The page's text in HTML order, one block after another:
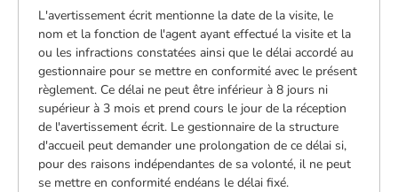
L'avertissement écrit mentionne la date de la visite, le
nom et la fonction de l'agent ayant effectué la visite et la
ou les infractions constatées ainsi que le délai accordé au
gestionnaire pour se mettre en conformité avec le présent
règlement. Ce délai ne peut être inférieur à 8 jours ni
supérieur à 3 mois et prend cours le jour de la réception
de l'avertissement écrit. Le gestionnaire de la structure
d'accueil peut demander une prolongation de ce délai si,
pour des raisons indépendantes de sa volonté, il ne peut
se mettre en conformité endéans le délai fixé.